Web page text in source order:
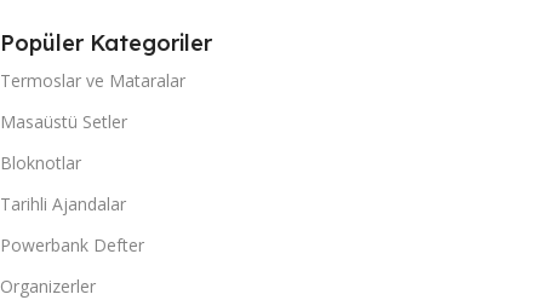
Popüler Kategoriler
Termoslar ve Mataralar
Masaüstü Setler
Bloknotlar
Tarihli Ajandalar
Powerbank Defter
Organizerler